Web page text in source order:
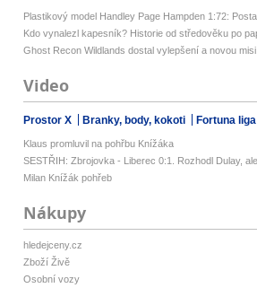
Plastikový model Handley Page Hampden 1:72:
Kdo vynalezl kapesník? Historie od středověku po
Ghost Recon Wildlands dostal vylepšení a novou
Video
Prostor X Branky, body, kokoti Fortuna liga
Klaus promluvil na pohřbu Knížáka
SESTŘIH: Zbrojovka - Liberec 0:1. Rozhodl Dulay,
Milan Knížák pohřeb
Nákupy
hledejceny.cz
Zboží Živě
Osobní vozy